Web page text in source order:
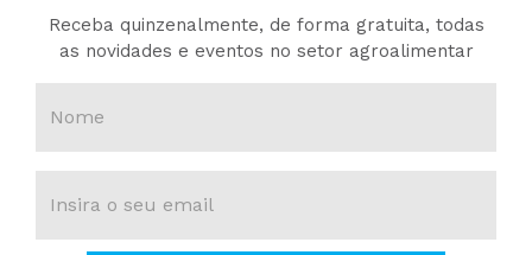
Receba quinzenalmente, de forma gratuita, todas
as novidades e eventos no setor agroalimentar